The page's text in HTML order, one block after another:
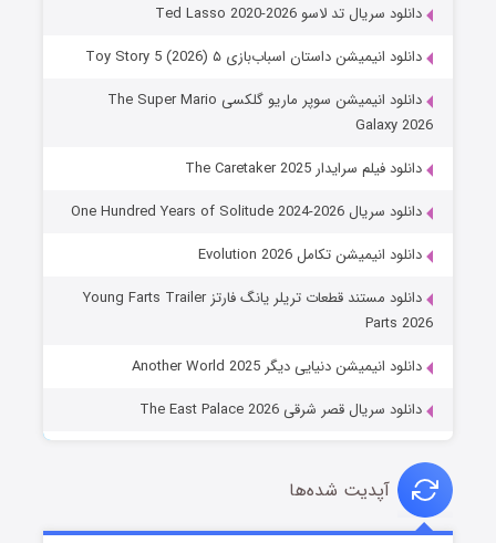
دانلود سریال تد لاسو Ted Lasso 2020-2026
دانلود انیمیشن داستان اسباب‌بازی ۵ Toy Story 5 (2026)
دانلود انیمیشن سوپر ماریو گلکسی The Super Mario
Galaxy 2026
دانلود فیلم سرایدار The Caretaker 2025
دانلود سریال One Hundred Years of Solitude 2024-2026
دانلود انیمیشن تکامل Evolution 2026
دانلود مستند قطعات تریلر یانگ فارتز Young Farts Trailer
Parts 2026
دانلود انیمیشن دنیایی دیگر Another World 2025
دانلود سریال قصر شرقی The East Palace 2026
آپدیت شده‌ها